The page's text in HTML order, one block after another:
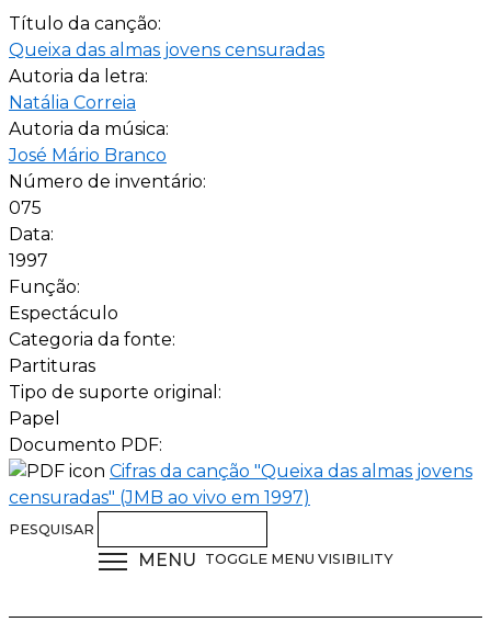
Título da canção:
Queixa das almas jovens censuradas
Autoria da letra:
Natália Correia
Autoria da música:
José Mário Branco
Número de inventário:
075
Data:
1997
Função:
Espectáculo
Categoria da fonte:
Partituras
Tipo de suporte original:
Papel
Documento PDF:
Cifras da canção "Queixa das almas jovens
censuradas" (JMB ao vivo em 1997)
PESQUISAR
MENU TOGGLE MENU VISIBILITY